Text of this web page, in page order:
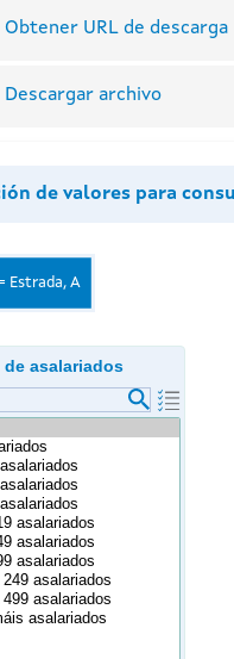
Obtener URL de descarga
Descargar archivo
de valores para
Estrada, A
de asalariados